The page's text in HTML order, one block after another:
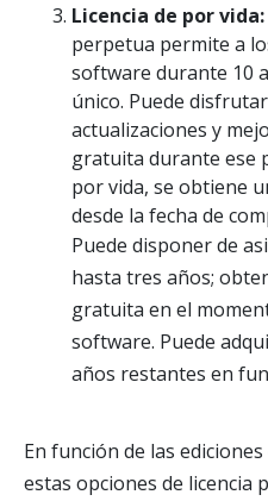
Licencia de por vida:
perpetua permite a
software durante 10
único. Puede
actualizaciones y
gratuita durante ese
por vida, se obtiene
desde la fecha de
Puede disponer de
hasta tres años;
gratuita en el
software. Puede
años restantes en
En función de las
estas opciones de licencia